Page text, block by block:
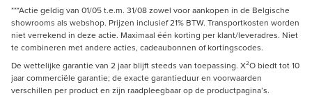
***Actie geldig van 01/05 t.e.m. 31/08 zowel voor aankopen in de Belgische
showrooms als webshop. Prijzen inclusief 21% BTW. Transportkosten worden
niet verrekend in deze actie. Maximaal één korting per klant/leveradres. Niet
te combineren met andere acties, cadeaubonnen of kortingscodes.
De wettelijke garantie van 2 jaar blijft steeds van toepassing. X²O biedt tot 10
jaar commerciële garantie; de exacte garantieduur en voorwaarden
verschillen per product en zijn raadpleegbaar op de productpagina’s.